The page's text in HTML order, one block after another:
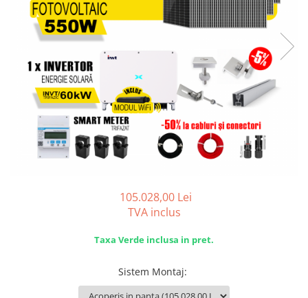
105.028,00 Lei
TVA inclus
Taxa Verde inclusa in pret.
Sistem Montaj: